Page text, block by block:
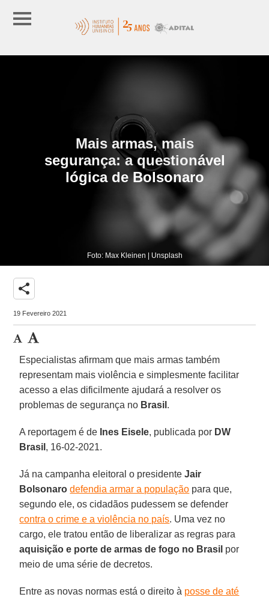
Mais armas, mais
segurança: a questionável
lógica de Bolsonaro
Foto: Max Kleinen | Unsplash
share
19 Fevereiro 2021
Especialistas afirmam que mais armas também
representam mais violência e simplesmente facilitar
acesso a elas dificilmente ajudará a resolver os
problemas de segurança no Brasil .
A reportagem é de Ines Eisele, publicada por DW
Brasil , 16-02-2021.
Já na campanha eleitoral o presidenteJair
Bolsonaro defendia armar a população para que,
segundo ele, os cidadãos pudessem se defender
contra o crime e a violência no país. Uma vez no
cargo, ele tratou então de liberalizar as regras para
aquisição e porte de armas de fogo no Brasil por
meio de uma série de decretos.
Entre as novas normas está o direito à posse de até